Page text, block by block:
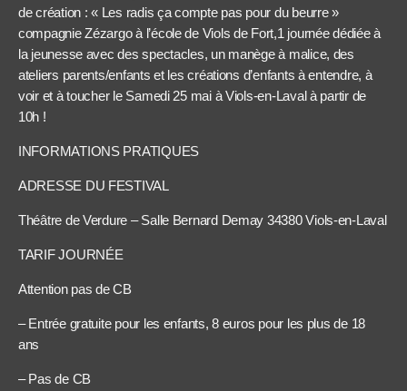
de création : « Les radis ça compte pas pour du beurre »
compagnie Zézargo à l’école de Viols de Fort,1 journée dédiée à
la jeunesse avec des spectacles, un manège à malice, des
ateliers parents/enfants et les créations d’enfants à entendre, à
voir et à toucher le Samedi 25 mai à Viols-en-Laval à partir de
10h !
INFORMATIONS PRATIQUES
ADRESSE DU FESTIVAL
Théâtre de Verdure – Salle Bernard Demay 34380 Viols-en-Laval
TARIF JOURNÉE
Attention pas de CB
– Entrée gratuite pour les enfants, 8 euros pour les plus de 18
ans
– Pas de CB